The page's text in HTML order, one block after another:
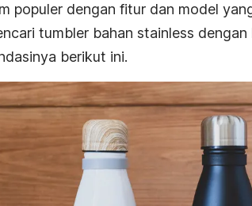
populer dengan fitur dan model
tumbler bahan stainless dengan
berikut ini.